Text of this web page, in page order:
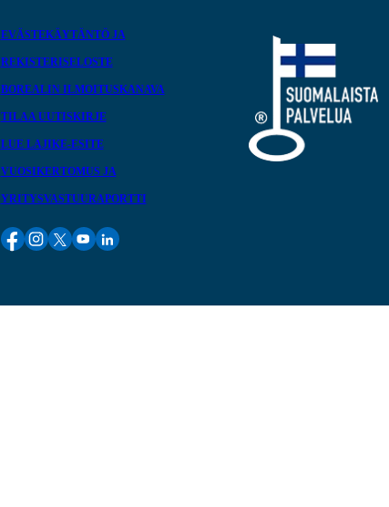
EVÄSTEKÄYTÄNTÖ JA
REKISTERISELOSTE
BOREALIN ILMOITUSKANAVA
TILAA UUTISKIRJE
LUE LAJIKE-ESITE
VUOSIKERTOMUS JA
YRITYSVASTUURAPORTTI